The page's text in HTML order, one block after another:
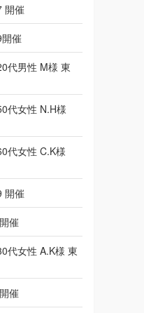
開催
開催
代男性 M様 東
代女性 N.H様
代女性 C.K様
開催
催
代女性 A.K様 東
催